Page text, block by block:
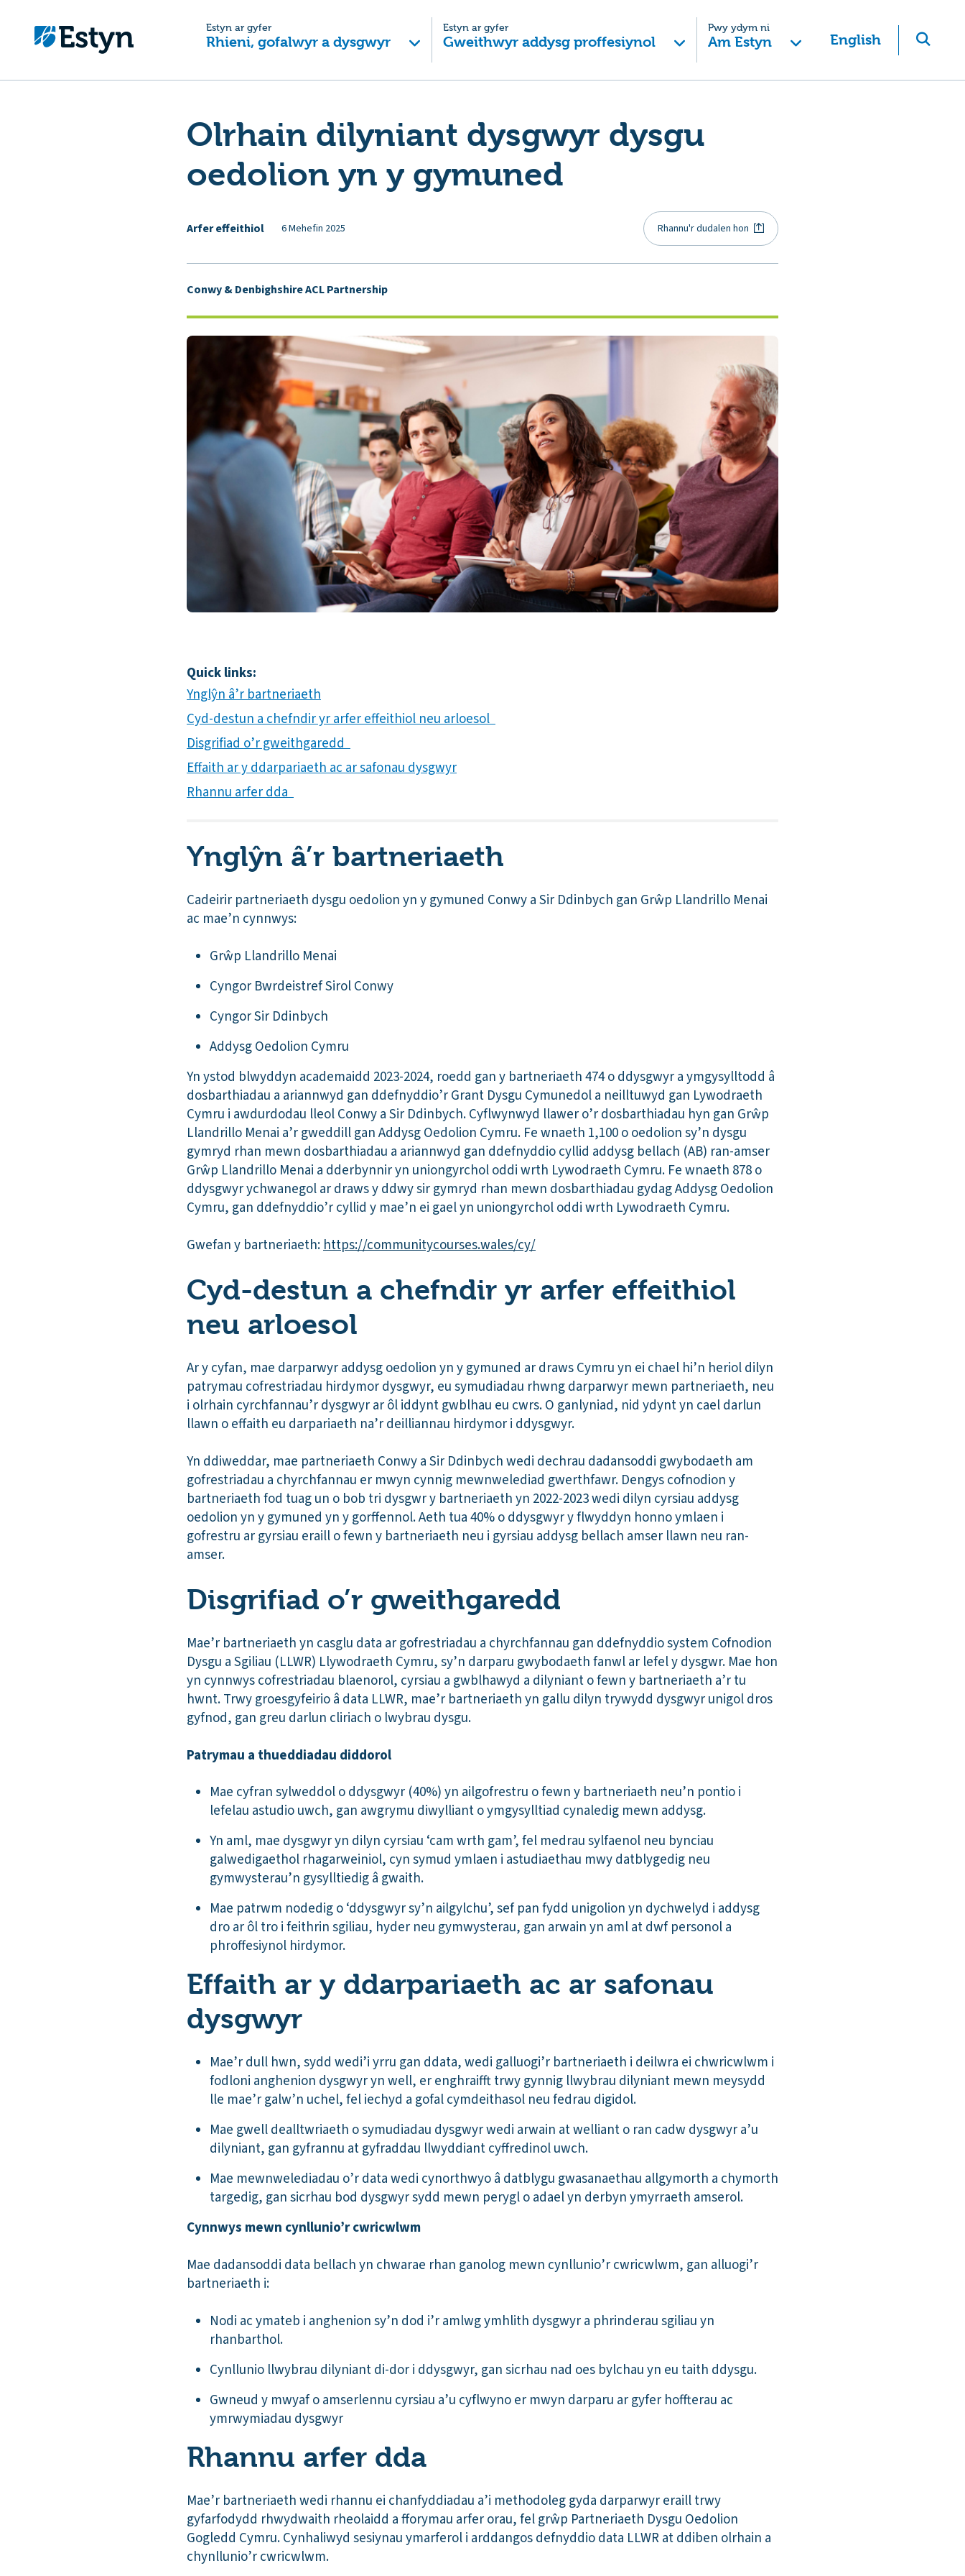
Estyn ar gyfer
Rhieni, gofalwyr a dysgwyr
Estyn ar gyfer
Gweithwyr addysg proffesiynol
Pwy ydym ni
Am Estyn English
Olrhain dilyniant dysgwyr dysgu
oedolion yn y gymuned
Arfer effeithiol 6 Mehefin 2025 Rhannu'r dudalen hon
Conwy & Denbighshire ACL Partnership
Quick links:
Ynglŷn â’r bartneriaeth
Cyd-destun a chefndir yr arfer effeithiol neu arloesol
Disgrifiad o’r gweithgaredd
Effaith ar y ddarpariaeth ac ar safonau dysgwyr
Rhannu arfer dda
Ynglŷn â’r bartneriaeth
Cadeirir partneriaeth dysgu oedolion yn y gymuned Conwy a Sir Ddinbych gan Grŵp Llandrillo Menai
ac mae’n cynnwys:
Grŵp Llandrillo Menai
Cyngor Bwrdeistref Sirol Conwy
Cyngor Sir Ddinbych
Addysg Oedolion Cymru
Yn ystod blwyddyn academaidd 2023-2024, roedd gan y bartneriaeth 474 o ddysgwyr a ymgysylltodd â
dosbarthiadau a ariannwyd gan ddefnyddio’r Grant Dysgu Cymunedol a neilltuwyd gan Lywodraeth
Cymru i awdurdodau lleol Conwy a Sir Ddinbych. Cyflwynwyd llawer o’r dosbarthiadau hyn gan Grŵp
Llandrillo Menai a’r gweddill gan Addysg Oedolion Cymru. Fe wnaeth 1,100 o oedolion sy’n dysgu
gymryd rhan mewn dosbarthiadau a ariannwyd gan ddefnyddio cyllid addysg bellach (AB) ran-amser
Grŵp Llandrillo Menai a dderbynnir yn uniongyrchol oddi wrth Lywodraeth Cymru. Fe wnaeth 878 o
ddysgwyr ychwanegol ar draws y ddwy sir gymryd rhan mewn dosbarthiadau gydag Addysg Oedolion
Cymru, gan ddefnyddio’r cyllid y mae’n ei gael yn uniongyrchol oddi wrth Lywodraeth Cymru.
Gwefan y bartneriaeth:https://communitycourses.wales/cy/
Cyd-destun a chefndir yr arfer effeithiol
neu arloesol
Ar y cyfan, mae darparwyr addysg oedolion yn y gymuned ar draws Cymru yn ei chael hi’n heriol dilyn
patrymau cofrestriadau hirdymor dysgwyr, eu symudiadau rhwng darparwyr mewn partneriaeth, neu
i olrhain cyrchfannau’r dysgwyr ar ôl iddynt gwblhau eu cwrs. O ganlyniad, nid ydynt yn cael darlun
llawn o effaith eu darpariaeth na’r deilliannau hirdymor i ddysgwyr.
Yn ddiweddar, mae partneriaeth Conwy a Sir Ddinbych wedi dechrau dadansoddi gwybodaeth am
gofrestriadau a chyrchfannau er mwyn cynnig mewnwelediad gwerthfawr. Dengys cofnodion y
bartneriaeth fod tuag un o bob tri dysgwr y bartneriaeth yn 2022-2023 wedi dilyn cyrsiau addysg
oedolion yn y gymuned yn y gorffennol. Aeth tua 40% o ddysgwyr y flwyddyn honno ymlaen i
gofrestru ar gyrsiau eraill o fewn y bartneriaeth neu i gyrsiau addysg bellach amser llawn neu ran-
amser.
Disgrifiad o’r gweithgaredd
Mae’r bartneriaeth yn casglu data ar gofrestriadau a chyrchfannau gan ddefnyddio system Cofnodion
Dysgu a Sgiliau (LLWR) Llywodraeth Cymru, sy’n darparu gwybodaeth fanwl ar lefel y dysgwr. Mae hon
yn cynnwys cofrestriadau blaenorol, cyrsiau a gwblhawyd a dilyniant o fewn y bartneriaeth a’r tu
hwnt. Trwy groesgyfeirio â data LLWR, mae’r bartneriaeth yn gallu dilyn trywydd dysgwyr unigol dros
gyfnod, gan greu darlun cliriach o lwybrau dysgu.
Patrymau a thueddiadau diddorol
Mae cyfran sylweddol o ddysgwyr (40%) yn ailgofrestru o fewn y bartneriaeth neu’n pontio i
lefelau astudio uwch, gan awgrymu diwylliant o ymgysylltiad cynaledig mewn addysg.
Yn aml, mae dysgwyr yn dilyn cyrsiau ‘cam wrth gam’, fel medrau sylfaenol neu bynciau
galwedigaethol rhagarweiniol, cyn symud ymlaen i astudiaethau mwy datblygedig neu
gymwysterau’n gysylltiedig â gwaith.
Mae patrwm nodedig o ‘ddysgwyr sy’n ailgylchu’, sef pan fydd unigolion yn dychwelyd i addysg
dro ar ôl tro i feithrin sgiliau, hyder neu gymwysterau, gan arwain yn aml at dwf personol a
phroffesiynol hirdymor.
Effaith ar y ddarpariaeth ac ar safonau
dysgwyr
Mae’r dull hwn, sydd wedi’i yrru gan ddata, wedi galluogi’r bartneriaeth i deilwra ei chwricwlwm i
fodloni anghenion dysgwyr yn well, er enghraifft trwy gynnig llwybrau dilyniant mewn meysydd
lle mae’r galw’n uchel, fel iechyd a gofal cymdeithasol neu fedrau digidol.
Mae gwell dealltwriaeth o symudiadau dysgwyr wedi arwain at welliant o ran cadw dysgwyr a’u
dilyniant, gan gyfrannu at gyfraddau llwyddiant cyffredinol uwch.
Mae mewnwelediadau o’r data wedi cynorthwyo â datblygu gwasanaethau allgymorth a chymorth
targedig, gan sicrhau bod dysgwyr sydd mewn perygl o adael yn derbyn ymyrraeth amserol.
Cynnwys mewn cynllunio’r cwricwlwm
Mae dadansoddi data bellach yn chwarae rhan ganolog mewn cynllunio’r cwricwlwm, gan alluogi’r
bartneriaeth i:
Nodi ac ymateb i anghenion sy’n dod i’r amlwg ymhlith dysgwyr a phrinderau sgiliau yn
rhanbarthol.
Cynllunio llwybrau dilyniant di-dor i ddysgwyr, gan sicrhau nad oes bylchau yn eu taith ddysgu.
Gwneud y mwyaf o amserlennu cyrsiau a’u cyflwyno er mwyn darparu ar gyfer hoffterau ac
ymrwymiadau dysgwyr
Rhannu arfer dda
Mae’r bartneriaeth wedi rhannu ei chanfyddiadau a’i methodoleg gyda darparwyr eraill trwy
gyfarfodydd rhwydwaith rheolaidd a fforymau arfer orau, fel grŵp Partneriaeth Dysgu Oedolion
Gogledd Cymru. Cynhaliwyd sesiynau ymarferol i arddangos defnyddio data LLWR at ddiben olrhain a
chynllunio’r cwricwlwm.